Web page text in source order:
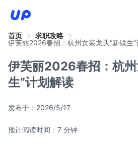
首页
求职攻略
伊芙丽2026春招：杭州女装龙头“新锐生
伊芙丽2026春招：杭州
生”计划解读
发布于： 2026/5/17
预计阅读时间：7 分钟